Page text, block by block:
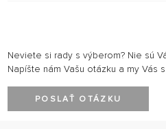
Neviete si rady s výberom? Nie sú
Napíšte nám Vašu otázku a my Vás
POSLAŤ OTÁZKU